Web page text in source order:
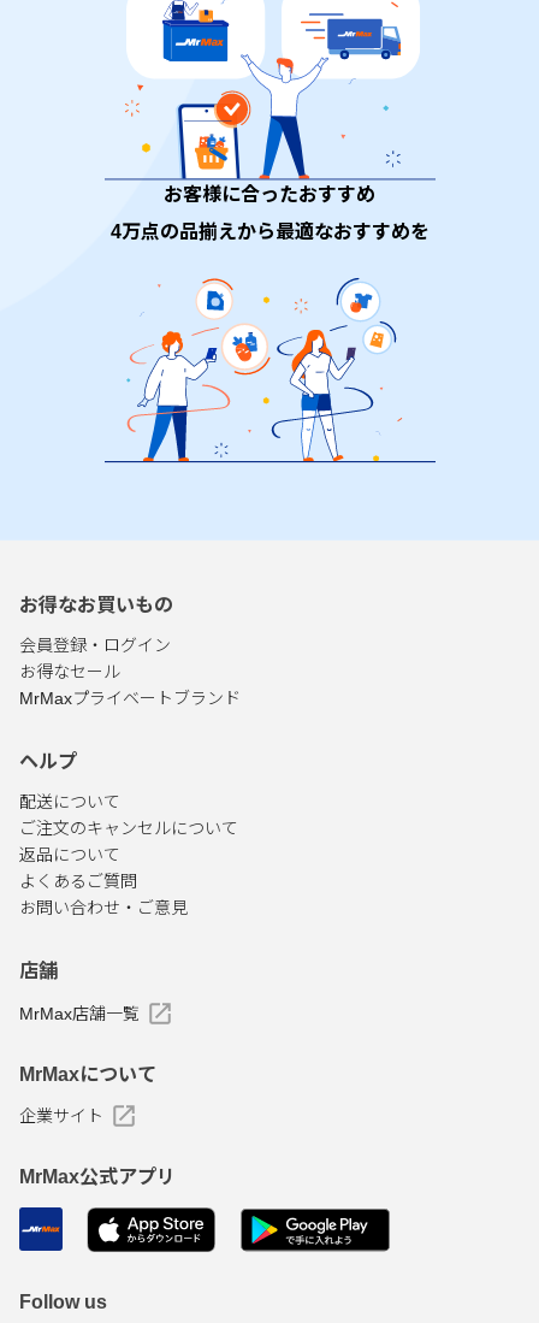
お客様に合ったおすすめ
4万点の品揃えから最適なおすすめを
お得なお買いもの
会員登録・ログイン
お得なセール
MrMaxプライベートブランド
ヘルプ
配送について
ご注文のキャンセルについて
返品について
よくあるご質問
お問い合わせ・ご意見
店舗
MrMax店舗一覧
MrMaxについて
企業サイト
MrMax公式アプリ
Follow us